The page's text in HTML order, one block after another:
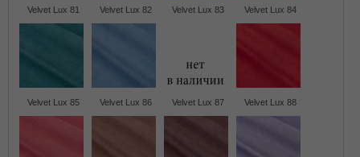
Velvet Lux 81 Velvet Lux 82 Velvet Lux 83 Velvet Lux 84
Velvet Lux 85 Velvet Lux 86 Velvet Lux 87 Velvet Lux 88